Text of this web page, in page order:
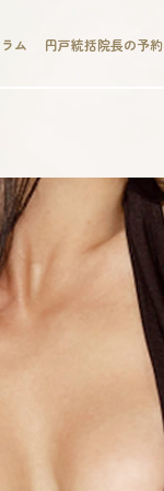
ム 円戸統括院長の予約